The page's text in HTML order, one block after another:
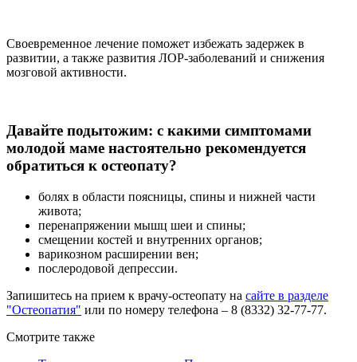
Своевременное лечение поможет избежать задержек в
развитии, а также развития ЛОР-заболеваний и снижения
мозговой активности.
Давайте подытожим: с какими симптомами
молодой маме настоятельно рекомендуется
обратиться к остеопату?
болях в области поясницы, спины и нижней части
живота;
перенапряжении мышц шеи и спины;
смещении костей и внутренних органов;
варикозном расширении вен;
послеродовой депрессии.
Запишитесь на прием к врачу-остеопату на сайте в разделе
"Остеопатия" или по номеру телефона – 8 (8332) 32-77-77.
Смотрите также